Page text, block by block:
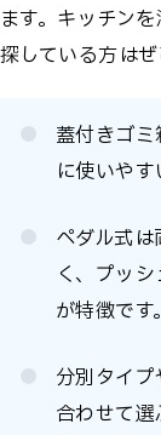
ます。キッチン
探している方は
蓋付きゴ
に使いやす
ペダル式
く、プッ
が特徴です。
分別タイ
合わせて